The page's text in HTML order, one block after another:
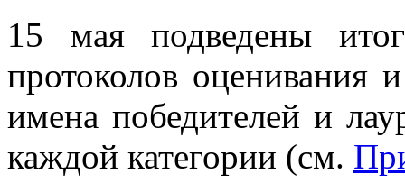
15 мая подведены
протоколов оценивания
имена победителей и
каждой категории (см.